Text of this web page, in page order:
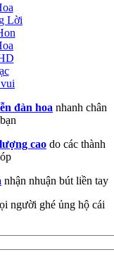
Lời
đàn hoa nhanh chân
cao do các thành
nhận nhuận bút liền tay
người ghé ủng hộ cái